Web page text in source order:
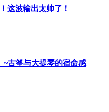
这波输出太帅了！
~古筝与大提琴的宿命感